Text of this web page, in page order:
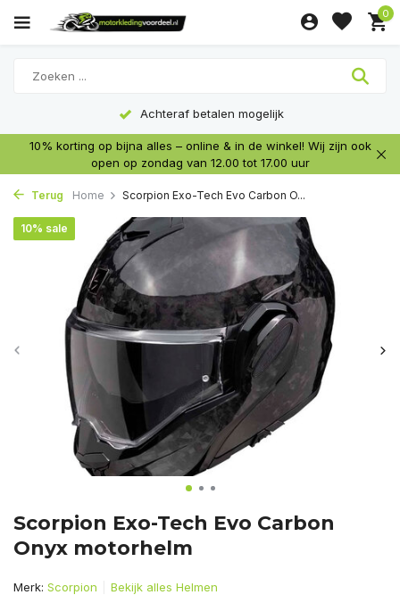
0
Achteraf betalen mogelijk
10% korting op bijna alles – online & in de winkel! Wij zijn ook
open op zondag van 12.00 tot 17.00 uur
Terug Home Scorpion Exo-Tech Evo Carbon O...
Scorpion Exo-Tech Evo Carbon
Onyx motorhelm
10% sale
Merk: Scorpion Bekijk alles Helmen